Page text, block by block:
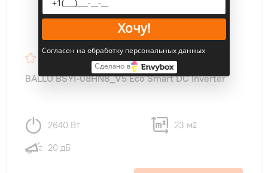
BALLU BSYI-08HN8_V5 Eco Smart DC Inverter
2640 Вт 23 м2
20 дБ
Хочу!
Согласен на обработку персональных данных
Сделано в